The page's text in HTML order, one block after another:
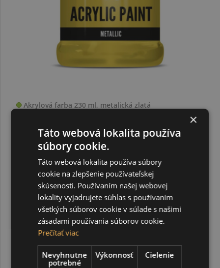
Akrylová farba 230 ml, metalická zlatá
9,95 €
×
Táto webová lokalita používa
súbory cookie.
Táto webová lokalita používa súbory
cookie na zlepšenie používateľskej
skúsenosti. Používaním našej webovej
lokality vyjadrujete súhlas s používaním
všetkých súborov cookie v súlade s našimi
zásadami používania súborov cookie.
Prečítať viac
Nevyhnutne
potrebné
Výkonnosť Cielenie